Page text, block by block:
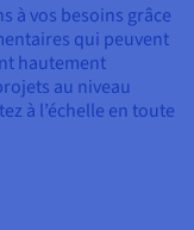
à vos besoins grâce
qui peuvent
hautement
au niveau
à l’échelle en toute